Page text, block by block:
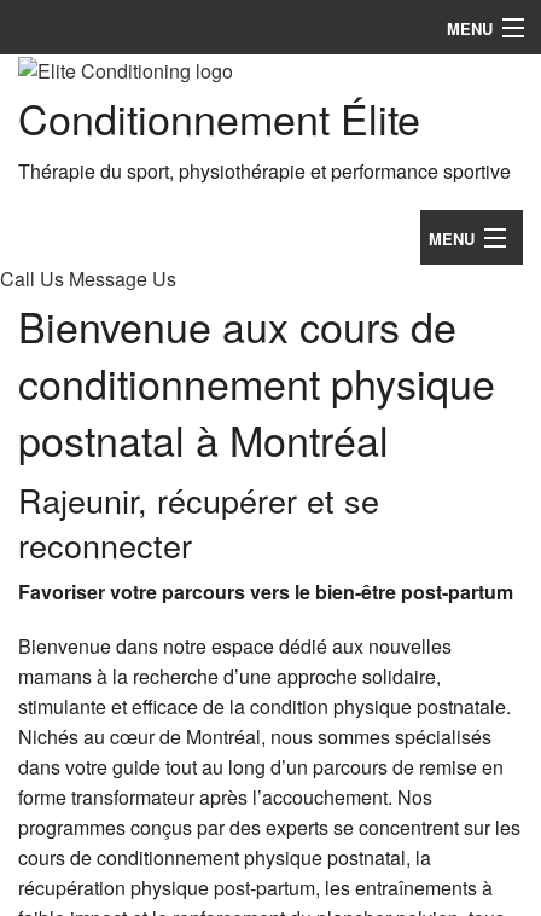
MENU
Accueil
Services
À Propos
Contacter
Conditionnement Élite
Thérapie du sport, physiothérapie et performance sportive
MENU
Services
À Propos
Call Us Message Us
Bienvenue aux cours de
conditionnement physique
postnatal à Montréal
Rajeunir, récupérer et se
reconnecter
Favoriser votre parcours vers le bien-être post-partum
Bienvenue dans notre espace dédié aux nouvelles
mamans à la recherche d’une approche solidaire,
stimulante et efficace de la condition physique postnatale.
Nichés au cœur de Montréal, nous sommes spécialisés
dans votre guide tout au long d’un parcours de remise en
forme transformateur après l’accouchement. Nos
programmes conçus par des experts se concentrent sur les
cours de conditionnement physique postnatal, la
récupération physique post-partum, les entraînements à